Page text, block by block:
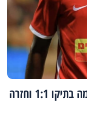
מסובכים, שוב: מ.ס אשדוד סיימה בתיקו 1:1 וחזרה